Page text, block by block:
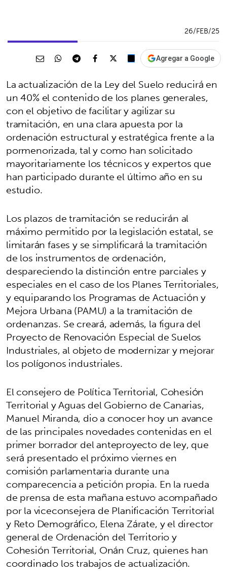
26/FEB/25
Agregar a Google
La actualización de la Ley del Suelo reducirá en
un 40% el contenido de los planes generales,
con el objetivo de facilitar y agilizar su
tramitación, en una clara apuesta por la
ordenación estructural y estratégica frente a la
pormenorizada, tal y como han solicitado
mayoritariamente los técnicos y expertos que
han participado durante el último año en su
estudio.
Los plazos de tramitación se reducirán al
máximo permitido por la legislación estatal, se
limitarán fases y se simplificará la tramitación
de los instrumentos de ordenación,
despareciendo la distinción entre parciales y
especiales en el caso de los Planes Territoriales,
y equiparando los Programas de Actuación y
Mejora Urbana (PAMU) a la tramitación de
ordenanzas. Se creará, además, la figura del
Proyecto de Renovación Especial de Suelos
Industriales, al objeto de modernizar y mejorar
los polígonos industriales.
El consejero de Política Territorial, Cohesión
Territorial y Aguas del Gobierno de Canarias,
Manuel Miranda, dio a conocer hoy un avance
de las principales novedades contenidas en el
primer borrador del anteproyecto de ley, que
será presentado el próximo viernes en
comisión parlamentaria durante una
comparecencia a petición propia. En la rueda
de prensa de esta mañana estuvo acompañado
por la viceconsejera de Planificación Territorial
y Reto Demográfico, Elena Zárate, y el director
general de Ordenación del Territorio y
Cohesión Territorial, Onán Cruz, quienes han
coordinado los trabajos de actualización.